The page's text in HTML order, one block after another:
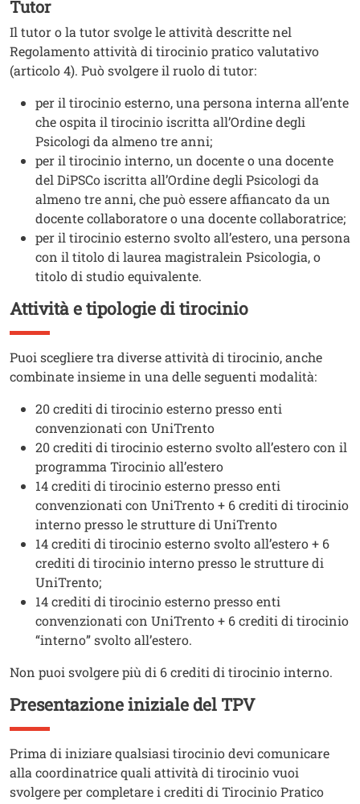
Tutor
Il tutor o la tutor svolge le attività descritte nel
Regolamento attività di tirocinio pratico valutativo
(articolo 4). Può svolgere il ruolo di tutor:
per il tirocinio esterno, una persona interna all’ente
che ospita il tirocinio iscritta all’Ordine degli
Psicologi da almeno tre anni;
per il tirocinio interno, un docente o una docente
del DiPSCo iscritta all’Ordine degli Psicologi da
almeno tre anni, che può essere affiancato da un
docente collaboratore o una docente collaboratrice;
per il tirocinio esterno svolto all’estero, una persona
con il titolo di laurea magistralein Psicologia, o
titolo di studio equivalente.
Titolo
Attività e tipologie di tirocinio
Testo
Puoi scegliere tra diverse attività di tirocinio, anche
combinate insieme in una delle seguenti modalità:
20 crediti di tirocinio esterno presso enti
convenzionati con UniTrento
20 crediti di tirocinio esterno svolto all’estero con il
programma Tirocinio all’estero
14 crediti di tirocinio esterno presso enti
convenzionati con UniTrento + 6 crediti di tirocinio
interno presso le strutture di UniTrento
14 crediti di tirocinio esterno svolto all’estero + 6
crediti di tirocinio interno presso le strutture di
UniTrento;
14 crediti di tirocinio esterno presso enti
convenzionati con UniTrento + 6 crediti di tirocinio
“interno” svolto all’estero.
Non puoi svolgere più di 6 crediti di tirocinio interno.
Titolo
Presentazione iniziale del TPV
Testo
Prima di iniziare qualsiasi tirocinio devi comunicare
alla coordinatrice quali attività di tirocinio vuoi
svolgere per completare i crediti di Tirocinio Pratico